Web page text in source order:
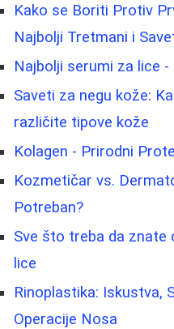
Kako se Boriti Protiv
Najbolji Tretmani i
Najbolji serumi za lice
Saveti za negu kože:
različite tipove kože
Kolagen - Prirodni
Kozmetičar vs.
Potreban?
Sve što treba da znate
lice
Rinoplastika: Iskustva,
Operacije Nosa